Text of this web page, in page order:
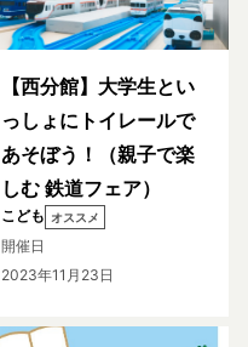
【西分館】大学生とい
っしょにトイレールで
あそぼう！（親子で楽
しむ 鉄道フェア）
こども オススメ
開催日
2023年11月23日